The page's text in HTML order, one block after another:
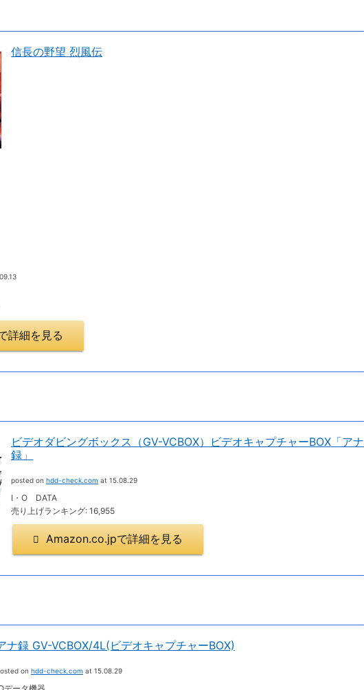
信長の野望 烈風伝
詳細を見る
ビデオダビングボックス（GV-VCBOX）ビデオキャプチャーBOX「アナ
録」
posted on hdd-check.com at 15.08.29
I・O DATA
売り上げランキング: 16,955
Amazon.co.jpで詳細を見る
ナ録 GV-VCBOX/4L(ビデオキャプチャーBOX)
on hdd-check.com at 15.08.29